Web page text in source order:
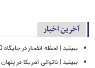
آخرین اخبار
ببینید | لحظه انفجار در جایگاه CNG صحنه در دوربین مداربسته در شهرستان صحنه
‏ببینید | ناتوانی آمریکا در